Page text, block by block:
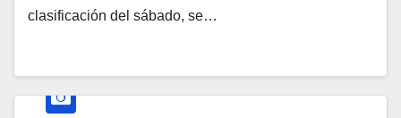
clasificación del sábado, se…